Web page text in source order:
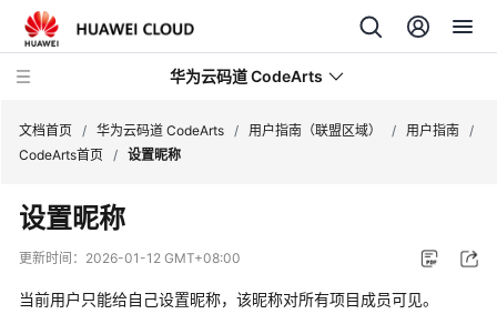
华为云码道 CodeArts
产
品
介
文档首页 / 华为云码道 CodeArts / 用户指南（联盟区域） / 用户指南 /
CodeArts首页 / 设置昵称
设置昵称
更新时间： 2026-01-12 GMT+08:00
当前用户只能给自己设置昵称，该昵称对所有项目成员可见。